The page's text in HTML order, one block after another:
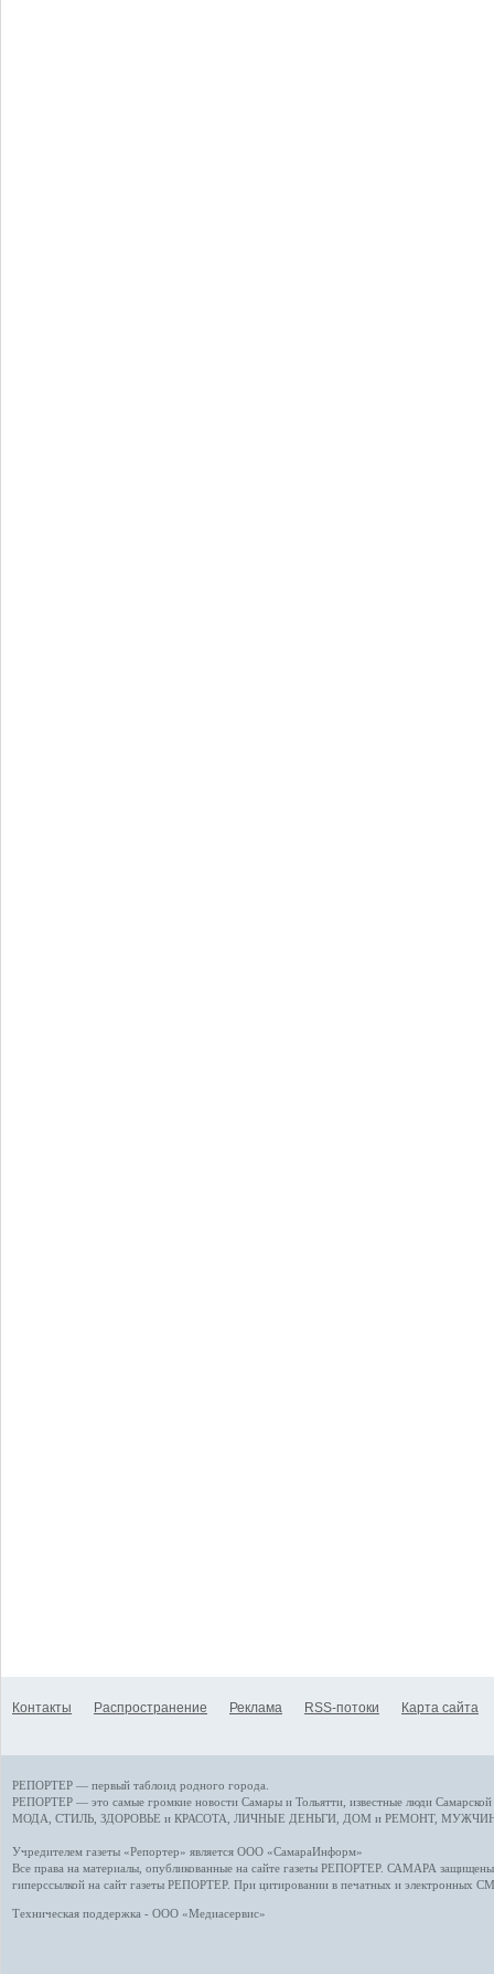
Контакты Распространение Реклама RSS-потоки Карта сайта
РЕПОРТЕР — первый таблоид родного города.
РЕПОРТЕР — это самые громкие новости Самары и Тольятти, известные люди
МОДА, СТИЛЬ ЗДОРОВЬЕ и КРАСОТА ЛИЧНЫЕ ДЕНЬГИ ДОМ и РЕМОНТ,
Учредителем газеты «Репортер» является ООО «СамараИнформ»
Все права на материалы, опубликованные на сайте газеты РЕПОРТЕР. САМАРА защищены.
гиперссылкой на сайт газеты РЕПОРТЕР. При цитировании в печатных и электронных
Техническая поддержка - ООО «Медиасервис»